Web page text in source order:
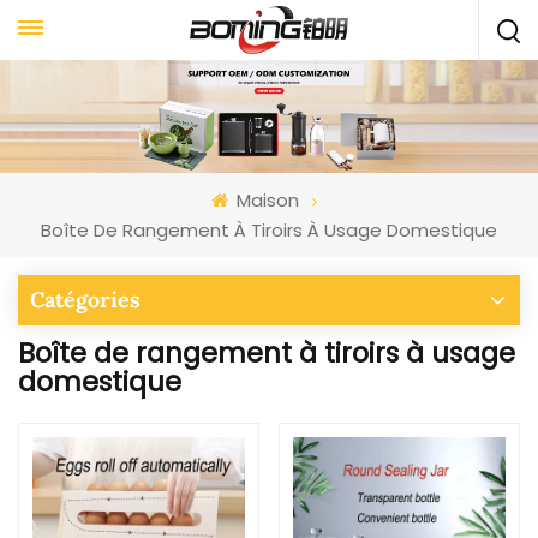
Maison
Boîte De Rangement À Tiroirs À Usage Domestique
Catégories
Boîte de rangement à tiroirs à usage
domestique